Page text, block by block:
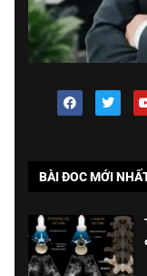
BÀI ĐOC MỚI